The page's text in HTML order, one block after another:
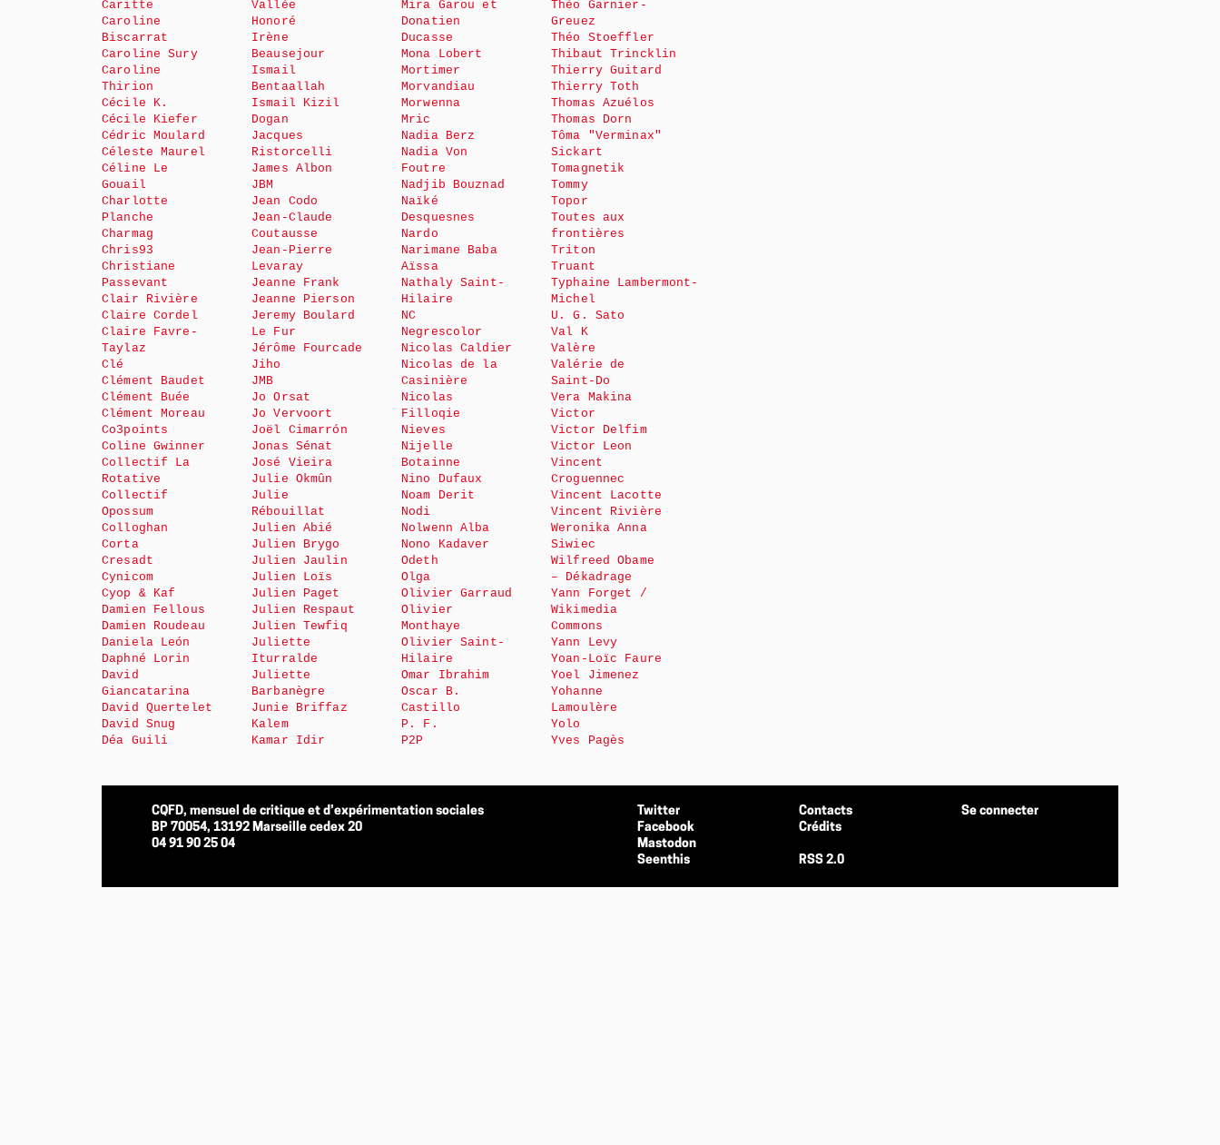
Caritte
Caroline
Biscarrat
Caroline Sury
Caroline
Thirion
Cécile K.
Cécile Kiefer
Cédric Moulard
Céleste Maurel
Céline Le
Gouail
Charlotte
Planche
Charmag
Chris93
Christiane
Passevant
Clair Rivière
Claire Cordel
Claire Favre-
Taylaz
Clé
Clément Baudet
Clément Buée
Clément Moreau
Co3points
Coline Gwinner
Collectif La
Rotative
Collectif
Opossum
Colloghan
Corta
Cresadt
Cynicom
Cyop & Kaf
Damien Fellous
Damien Roudeau
Daniela León
Daphné Lorin
David
Giancatarina
David Quertelet
David Snug
Déa Guili
Vallée
Honoré
Irène
Beausejour
Ismail
Bentaallah
Ismail Kizil
Dogan
Jacques
Ristorcelli
James Albon
JBM
Jean Codo
Jean-Claude
Coutausse
Jean-Pierre
Levaray
Jeanne Frank
Jeanne Pierson
Jeremy Boulard
Le Fur
Jérôme Fourcade
Jiho
JMB
Jo Orsat
Jo Vervoort
Joël Cimarrón
Jonas Sénat
José Vieira
Julie Okmûn
Julie
Rébouillat
Julien Abié
Julien Brygo
Julien Jaulin
Julien Loïs
Julien Paget
Julien Respaut
Julien Tewfiq
Juliette
Iturralde
Juliette
Barbanègre
Junie Briffaz
Kalem
Kamar Idir
Mira Garou et
Donatien
Ducasse
Mona Lobert
Mortimer
Morvandiau
Morwenna
Mric
Nadia Berz
Nadia Von
Foutre
Nadjib Bouznad
Naïké
Desquesnes
Nardo
Narimane Baba
Aïssa
Nathaly Saint-
Hilaire
NC
Negrescolor
Nicolas Caldier
Nicolas de la
Casinière
Nicolas
Filloqie
Nieves
Nijelle
Botainne
Nino Dufaux
Noam Derit
Nodi
Nolwenn Alba
Nono Kadaver
Odeth
Olga
Olivier Garraud
Olivier
Monthaye
Olivier Saint-
Hilaire
Omar Ibrahim
Oscar B.
Castillo
P. F.
P2P
Théo Garnier-
Greuez
Théo Stoeffler
Thibaut Trincklin
Thierry Guitard
Thierry Toth
Thomas Azuélos
Thomas Dorn
Tôma "Verminax"
Sickart
Tomagnetik
Tommy
Topor
Toutes aux
frontières
Triton
Truant
Typhaine Lambermont-
Michel
U. G. Sato
Val K
Valère
Valérie de
Saint-Do
Vera Makina
Victor
Victor Delfim
Victor Leon
Vincent
Croguennec
Vincent Lacotte
Vincent Rivière
Weronika Anna
Siwiec
Wilfreed Obame
– Dékadrage
Yann Forget /
Wikimedia
Commons
Yann Levy
Yoan-Loïc Faure
Yoel Jimenez
Yohanne
Lamoulère
Yolo
Yves Pagès
CQFD, mensuel de critique et d’expérimentation sociales
BP 70054, 13192 Marseille cedex 20
04 91 90 25 04
Twitter
Facebook
Mastodon
Seenthis
Contacts
Crédits
RSS 2.0
Se connecter